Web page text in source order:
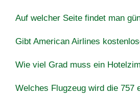
Auf welcher Seite findet man
Gibt American Airlines
Wie viel Grad muss ein
Welches Flugzeug wird die 757